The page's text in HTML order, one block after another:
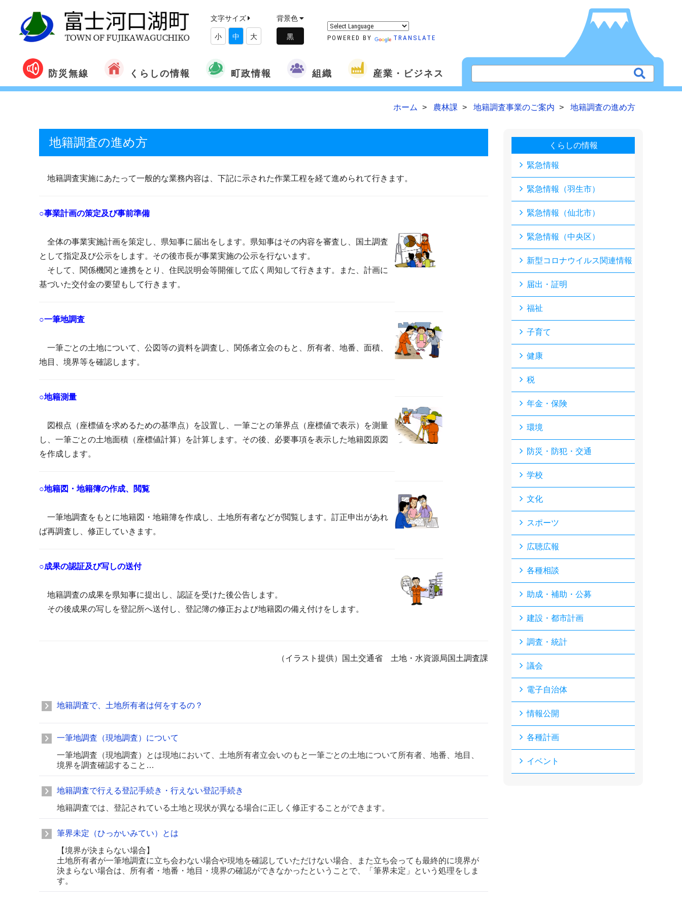
文字サイズ
小 中 大
背景色
POWERED BY TRANSLATE
防災無線 くらしの情報 町政情報 組織 産業・ビジネス
ホーム 農林課 地籍調査事業のご案内 地籍調査の進め方
地籍調査の進め方
地籍調査実施にあたって一般的な業務内容は、下記に示された作業工程を経て進められて行きます。
○事業計画の策定及び事前準備
全体の事業実施計画を策定し、県知事に届出をします。県知事はその内容を審査し、国土調査
として指定及び公示をします。その後市長が事業実施の公示を行ないます。
そして、関係機関と連携をとり、住民説明会等開催して広く周知して行きます。また、計画に
基づいた交付金の要望もして行きます。
○一筆地調査
一筆ごとの土地について、公図等の資料を調査し、関係者立会のもと、所有者、地番、面積、
地目、境界等を確認します。
○地籍測量
図根点（座標値を求めるための基準点）を設置し、一筆ごとの筆界点（座標値で表示）を測量
し、一筆ごとの土地面積（座標値計算）を計算します。その後、必要事項を表示した地籍図原図
を作成します。
○地籍図・地籍簿の作成、閲覧
一筆地調査をもとに地籍図・地籍簿を作成し、土地所有者などが閲覧します。訂正申出があれ
ば再調査し、修正していきます。
○成果の認証及び写しの送付
地籍調査の成果を県知事に提出し、認証を受けた後公告します。
その後成果の写しを登記所へ送付し、登記簿の修正および地籍図の備え付けをします。
（イラスト提供）国土交通省 土地・水資源局国土調査課
地籍調査で、土地所有者は何をするの？
一筆地調査（現地調査）について
一筆地調査（現地調査）とは現地において、土地所有者立会いのもと一筆ごとの土地について所有者、地番、地目、
境界を調査確認すること…
地籍調査で行える登記手続き・行えない登記手続き
地籍調査では、登記されている土地と現状が異なる場合に正しく修正することができます。
筆界未定（ひっかいみてい）とは
【境界が決まらない場合】
土地所有者が一筆地調査に立ち会わない場合や現地を確認していただけない場合、また立ち会っても最終的に境界が
決まらない場合は、所有者・地番・地目・境界の確認ができなかったということで、「筆界未定」という処理をしま
す。
くらしの情報
緊急情報
緊急情報（羽生市）
緊急情報（仙北市）
緊急情報（中央区）
新型コロナウイルス関連情報
届出・証明
福祉
子育て
健康
税
年金・保険
環境
防災・防犯・交通
学校
文化
スポーツ
広聴広報
各種相談
助成・補助・公募
建設・都市計画
調査・統計
議会
電子自治体
情報公開
各種計画
イベント